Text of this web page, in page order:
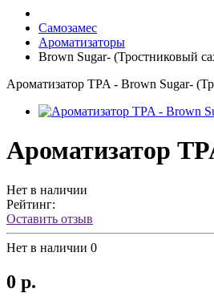
Самозамес
Ароматизаторы
Brown Sugar- (Тростниковый
Ароматизатор TPA - Brown Sugar-
Ароматизатор
Нет в наличии
Рейтинг:
Оставить отзыв
Нет в наличии 0
0 р.